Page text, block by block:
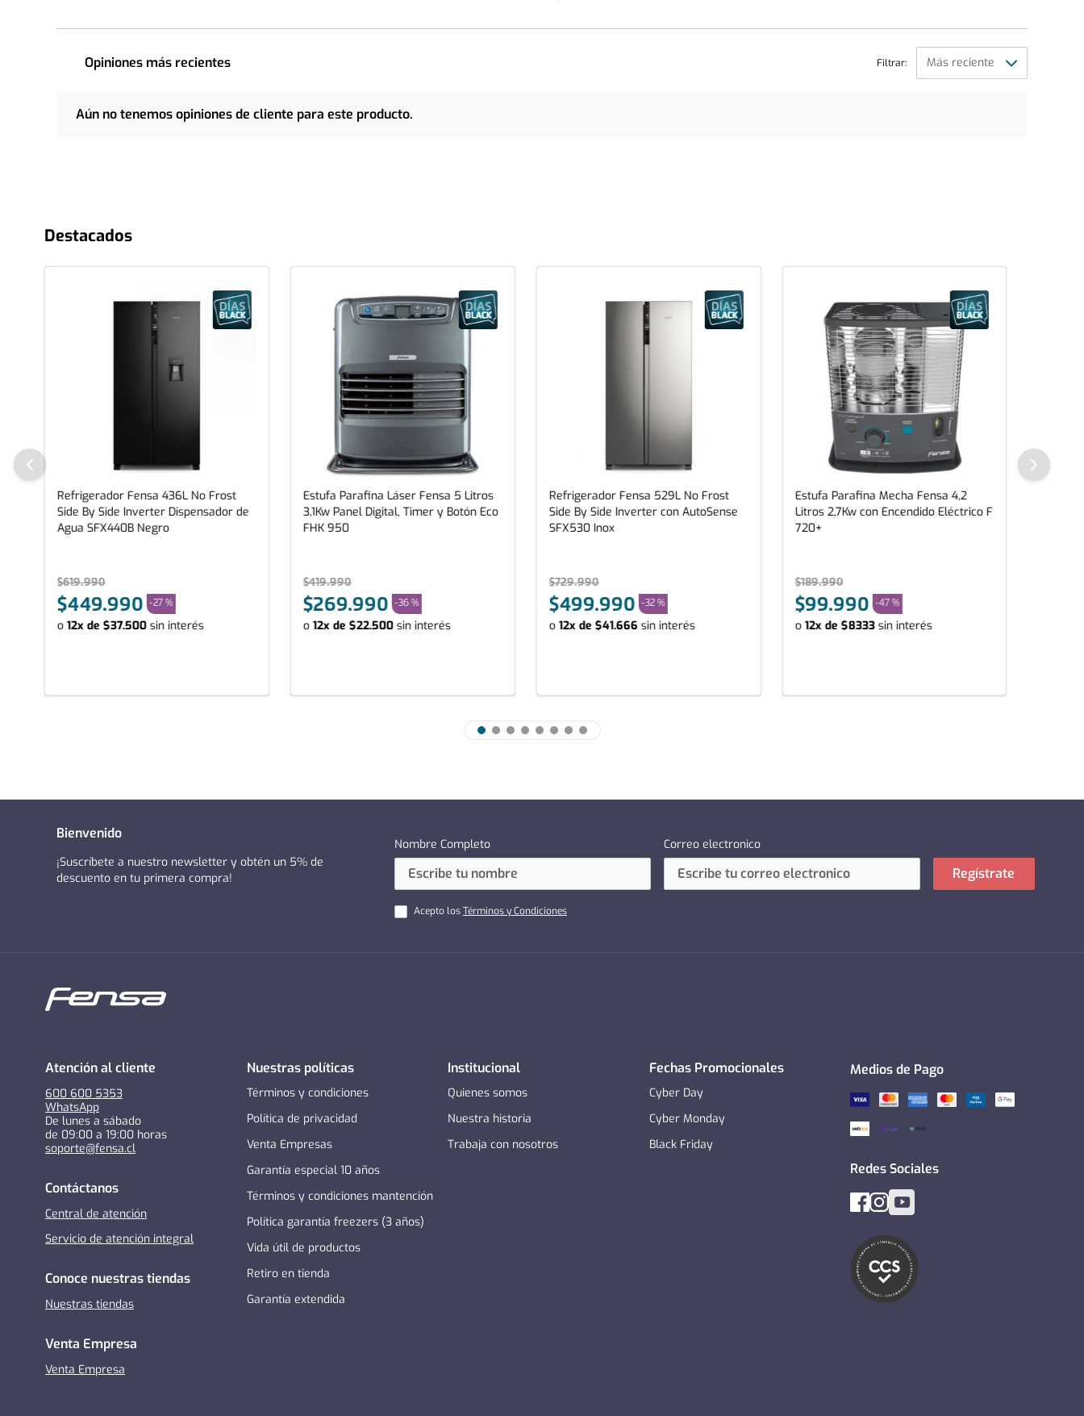
Opiniones más recientes Filtrar:
Aún no tenemos opiniones de cliente para este producto.
Destacados
Refrigerador Fensa 436L No Frost
Side By Side Inverter Dispensador de
Agua SFX440B Negro
$619.990
$449.990 -27 %
o 12x de $37.500 sin interés
Estufa Parafina Láser Fensa 5 Litros
3,1Kw Panel Digital, Timer y Botón Eco
FHK 950
$419.990
$269.990 -36 %
o 12x de $22.500 sin interés
Refrigerador Fensa 529L No Frost
Side By Side Inverter con AutoSense
SFX530 Inox
$729.990
$499.990 -32 %
o 12x de $41.666 sin interés
Estufa Parafina Mecha Fensa 4,2
Litros 2,7Kw con Encendido Eléctrico F
720+
$189.990
$99.990 -47 %
o 12x de $8333 sin interés
Bienvenido
¡Suscríbete a nuestro newsletter y obtén un 5% de
descuento en tu primera compra!
Nombre Completo Correo electronico
Acepto losTérminos y Condiciones
Regístrate
Atención al cliente
600 600 5353
WhatsApp
De lunes a sábado
de 09:00 a 19:00 horas
soporte@fensa.cl
Contáctanos
Central de atención
Servicio de atención integral
Conoce nuestras tiendas
Nuestras tiendas
Venta Empresa
Venta Empresa
Nuestras políticas
Términos y condiciones
Política de privacidad
Venta Empresas
Garantía especial 10 años
Términos y condiciones mantención
Política garantía freezers (3 años)
Vida útil de productos
Retiro en tienda
Garantía extendida
Institucional
Quienes somos
Nuestra historia
Trabaja con nosotros
Fechas Promocionales
Cyber Day
Cyber Monday
Black Friday
Medios de Pago
Redes Sociales